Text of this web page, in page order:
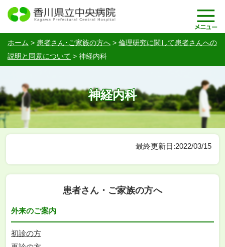
ホーム > 患者さん･ご家族の方へ > 倫理研究に関して患者さんへの
説明と同意について > 神経内科
神経内科
最終更新日:2022/03/15
患者さん・ご家族の方へ
外来のご案内
初診の方